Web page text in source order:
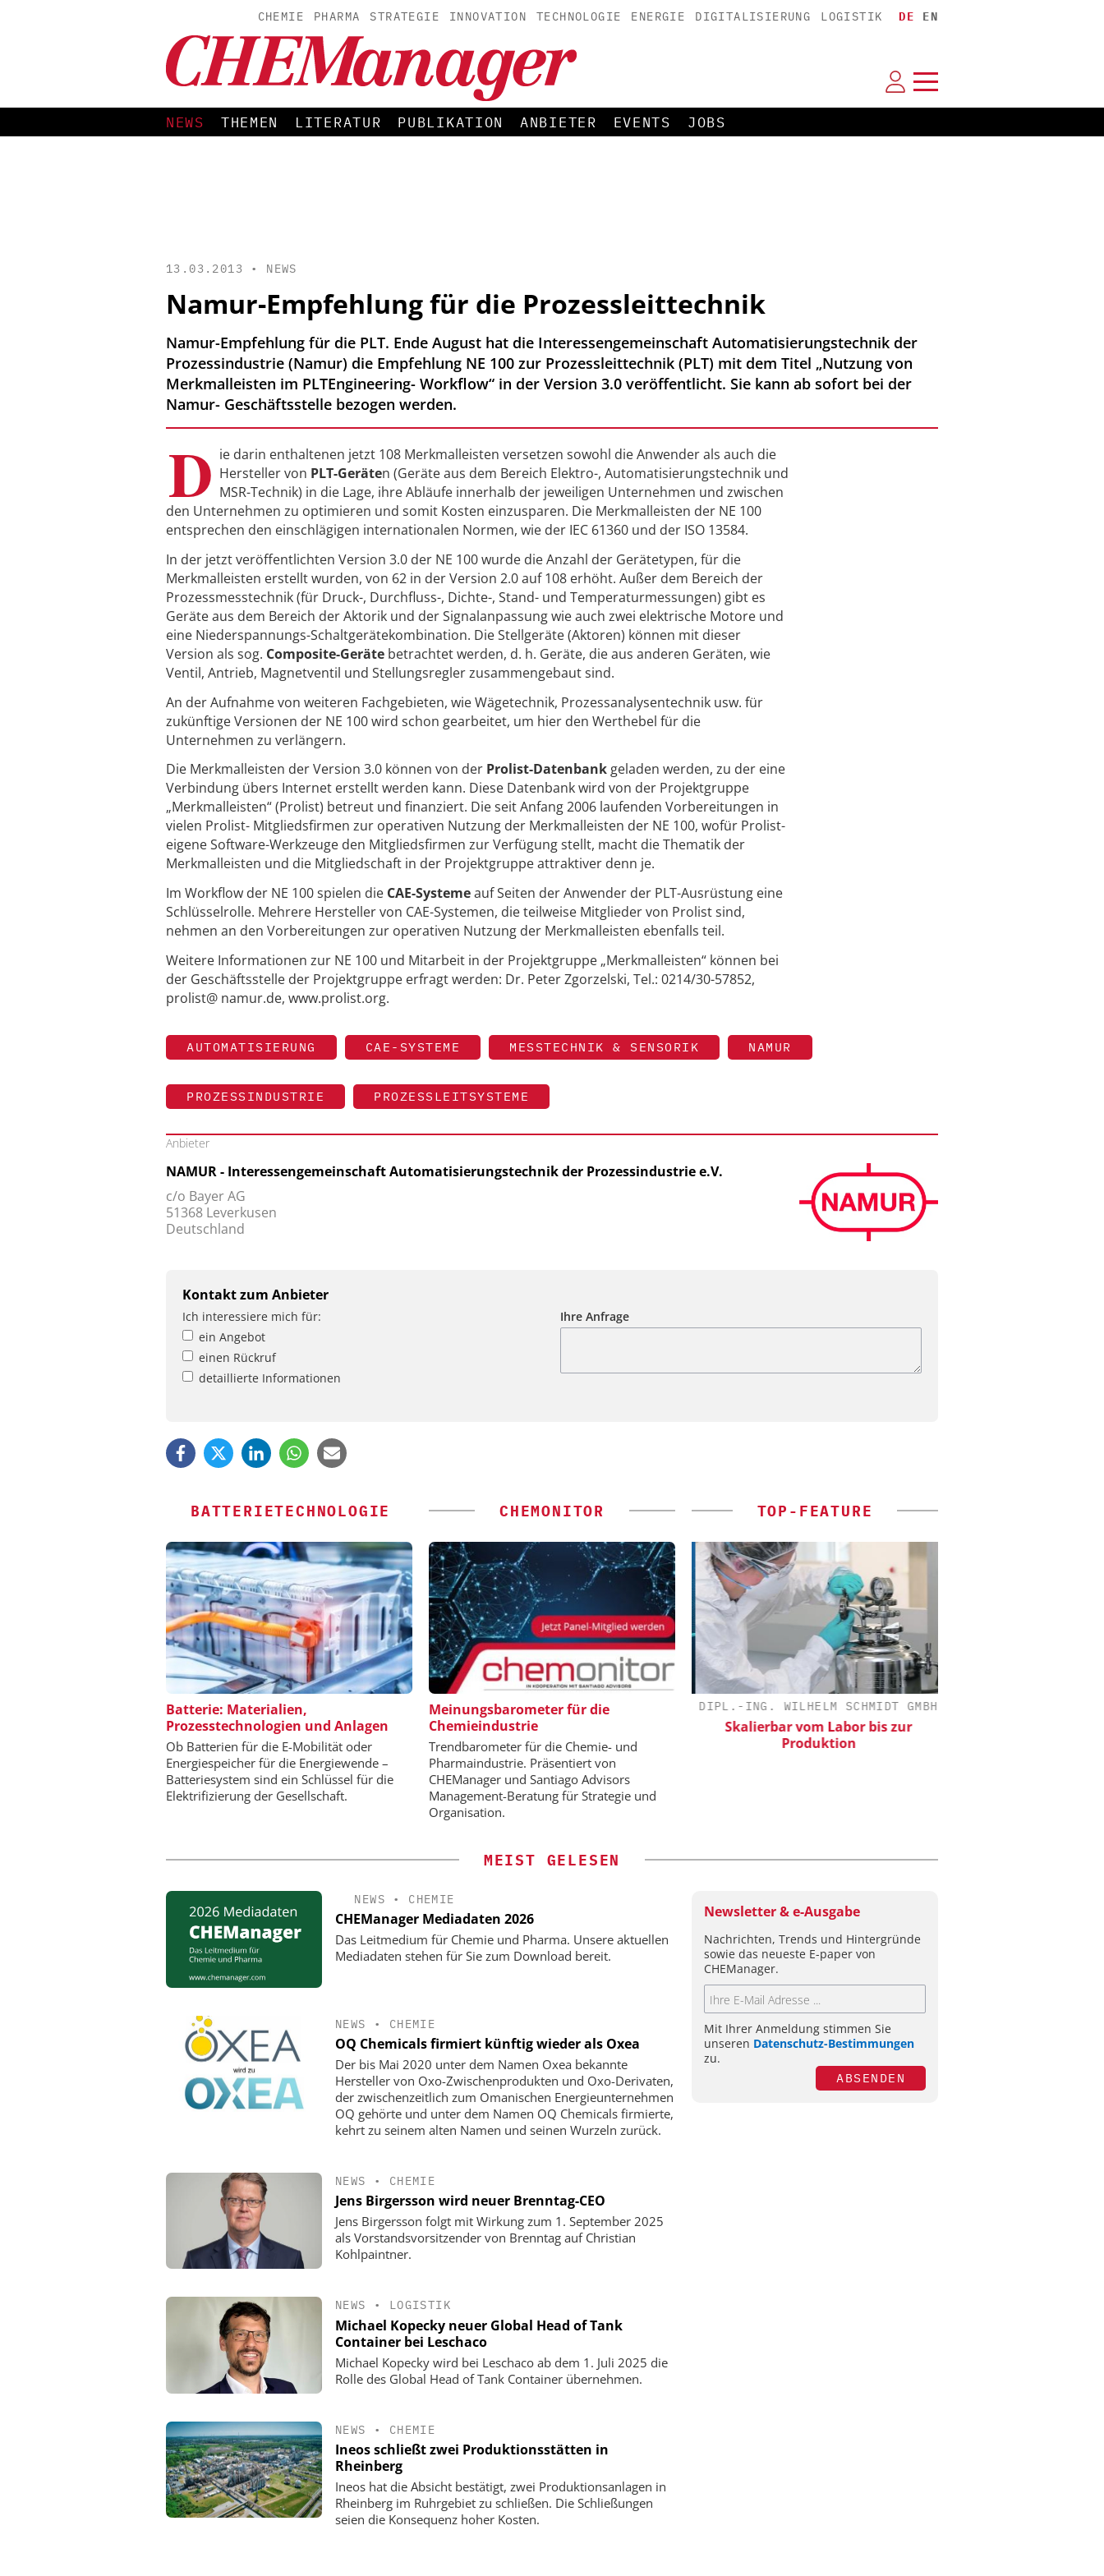
CHEMIE PHARMA STRATEGIE INNOVATION TECHNOLOGIE ENERGIE DIGITALISIERUNG LOGISTIK DE EN
NEWS THEMEN LITERATUR PUBLIKATION ANBIETER EVENTS JOBS
13.03.2013 • NEWS
Namur-Empfehlung für die Prozessleittechnik
Namur-Empfehlung für die PLT. Ende August hat die Interessengemeinschaft Automatisierungstechnik der
Prozessindustrie (Namur) die Empfehlung NE 100 zur Prozessleittechnik (PLT) mit dem Titel „Nutzung von
Merkmalleisten im PLTEngineering- Workflow“ in der Version 3.0 veröffentlicht. Sie kann ab sofort bei der
Namur- Geschäftsstelle bezogen werden.
D ie darin enthaltenen jetzt 108 Merkmalleisten versetzen sowohl die Anwender als auch die
Hersteller von PLT-Geräten (Geräte aus dem Bereich Elektro-, Automatisierungstechnik und
MSR-Technik) in die Lage, ihre Abläufe innerhalb der jeweiligen Unternehmen und zwischen
den Unternehmen zu optimieren und somit Kosten einzusparen. Die Merkmalleisten der NE 100
entsprechen den einschlägigen internationalen Normen, wie der IEC 61360 und der ISO 13584.
In der jetzt veröffentlichten Version 3.0 der NE 100 wurde die Anzahl der Gerätetypen, für die
Merkmalleisten erstellt wurden, von 62 in der Version 2.0 auf 108 erhöht. Außer dem Bereich der
Prozessmesstechnik (für Druck-, Durchfluss-, Dichte-, Stand- und Temperaturmessungen) gibt es
Geräte aus dem Bereich der Aktorik und der Signalanpassung wie auch zwei elektrische Motore und
eine Niederspannungs-Schaltgerätekombination. Die Stellgeräte (Aktoren) können mit dieser
Version als sog. Composite-Geräte betrachtet werden, d. h. Geräte, die aus anderen Geräten, wie
Ventil, Antrieb, Magnetventil und Stellungsregler zusammengebaut sind.
An der Aufnahme von weiteren Fachgebieten, wie Wägetechnik, Prozessanalysentechnik usw. für
zukünftige Versionen der NE 100 wird schon gearbeitet, um hier den Werthebel für die
Unternehmen zu verlängern.
Die Merkmalleisten der Version 3.0 können von der Prolist-Datenbank geladen werden, zu der eine
Verbindung übers Internet erstellt werden kann. Diese Datenbank wird von der Projektgruppe
„Merkmalleisten“ (Prolist) betreut und finanziert. Die seit Anfang 2006 laufenden Vorbereitungen in
vielen Prolist- Mitgliedsfirmen zur operativen Nutzung der Merkmalleisten der NE 100, wofür Prolist-
eigene Software-Werkzeuge den Mitgliedsfirmen zur Verfügung stellt, macht die Thematik der
Merkmalleisten und die Mitgliedschaft in der Projektgruppe attraktiver denn je.
Im Workflow der NE 100 spielen die CAE-Systemeauf Seiten der Anwender der PLT-Ausrüstung eine
Schlüsselrolle. Mehrere Hersteller von CAE-Systemen, die teilweise Mitglieder von Prolist sind,
nehmen an den Vorbereitungen zur operativen Nutzung der Merkmalleisten ebenfalls teil.
Weitere Informationen zur NE 100 und Mitarbeit in der Projektgruppe „Merkmalleisten“ können bei
der Geschäftsstelle der Projektgruppe erfragt werden: Dr. Peter Zgorzelski, Tel.: 0214/30-57852,
prolist@ namur.de, www.prolist.org.
AUTOMATISIERUNG CAE-SYSTEME MESSTECHNIK & SENSORIK NAMUR
PROZESSINDUSTRIE PROZESSLEITSYSTEME
Anbieter
NAMUR - Interessengemeinschaft Automatisierungstechnik der Prozessindustrie e.V.
c/o Bayer AG
51368 Leverkusen
Deutschland
Kontakt zum Anbieter
Ich interessiere mich für:
ein Angebot
einen Rückruf
detaillierte Informationen
Ihre Anfrage
BATTERIETECHNOLOGIE
Batterie: Materialien,
Prozesstechnologien und Anlagen
Ob Batterien für die E-Mobilität oder
Energiespeicher für die Energiewende –
Batteriesystem sind ein Schlüssel für die
Elektrifizierung der Gesellschaft.
CHEMONITOR
Meinungsbarometer für die
Chemieindustrie
Trendbarometer für die Chemie- und
Pharmaindustrie. Präsentiert von
CHEManager und Santiago Advisors
Management-Beratung für Strategie und
Organisation.
TOP-FEATURE
ALEXANDER THAMM GMBH
Der neue Katalysator
SAS INSTITUTE GMBH / JMP
SOFTWARE
Visualisierung von Daten für
wissenschaftliche Erkenntnisse
DIPL.-ING. WILHELM SCHMIDT GMBH
Skalierbar vom Labor bis zur
Produktion
MEIST GELESEN
NEWS • CHEMIE
CHEManager Mediadaten 2026
Das Leitmedium für Chemie und Pharma. Unsere aktuellen
Mediadaten stehen für Sie zum Download bereit.
NEWS • CHEMIE
OQ Chemicals firmiert künftig wieder als Oxea
Der bis Mai 2020 unter dem Namen Oxea bekannte
Hersteller von Oxo-Zwischenprodukten und Oxo-Derivaten,
der zwischenzeitlich zum Omanischen Energieunternehmen
OQ gehörte und unter dem Namen OQ Chemicals firmierte,
kehrt zu seinem alten Namen und seinen Wurzeln zurück.
NEWS • CHEMIE
Jens Birgersson wird neuer Brenntag-CEO
Jens Birgersson folgt mit Wirkung zum 1. September 2025
als Vorstandsvorsitzender von Brenntag auf Christian
Kohlpaintner.
NEWS • LOGISTIK
Michael Kopecky neuer Global Head of Tank
Container bei Leschaco
Michael Kopecky wird bei Leschaco ab dem 1. Juli 2025 die
Rolle des Global Head of Tank Container übernehmen.
NEWS • CHEMIE
Ineos schließt zwei Produktionsstätten in
Rheinberg
Ineos hat die Absicht bestätigt, zwei Produktionsanlagen in
Rheinberg im Ruhrgebiet zu schließen. Die Schließungen
seien die Konsequenz hoher Kosten.
Newsletter & e-Ausgabe
Nachrichten, Trends und Hintergründe
sowie das neueste E-paper von
CHEManager.
Mit Ihrer Anmeldung stimmen Sie
unseren Datenschutz-Bestimmungen
zu.
ABSENDEN